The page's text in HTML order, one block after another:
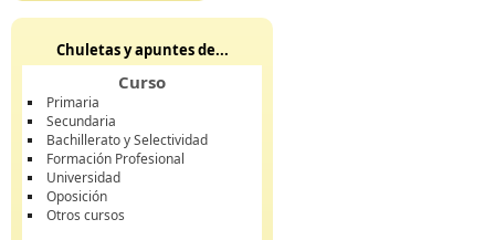
Chuletas y apuntes de...
Curso
Primaria
Secundaria
Bachillerato y Selectividad
Formación Profesional
Universidad
Oposición
Otros cursos